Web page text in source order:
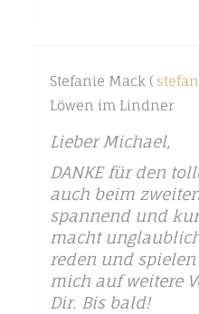
Stefanie Mack (
Löwen im Lindner
Lieber Michael,
DANKE für den
auch beim
spannend und
macht
reden und
mich auf weitere
Dir. Bis bald!